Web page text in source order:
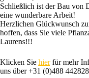
Schließlich ist der Bau von
eine wunderbare Arbeit!
Herzlichen Glückwunsch
hoffen, dass Sie viele
Laurens!!!
Klicken Sie hierfür mehr
uns über +31 (0)488